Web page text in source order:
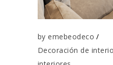
byemebeodeco
Decoración de